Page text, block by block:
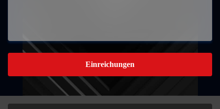
Einreichungen